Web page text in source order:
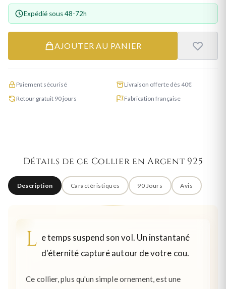
Expédié sous 48-72h
AJOUTER AU PANIER
Paiement sécurisé
Livraison offerte dès 40€
Retour gratuit 90 jours
Fabrication française
Détails de ce Collier en Argent 925
Description Caractéristiques 90 Jours Avis
L e temps suspend son vol. Un instantané
d'éternité capturé autour de votre cou.
Ce collier, plus qu'un simple ornement, est une